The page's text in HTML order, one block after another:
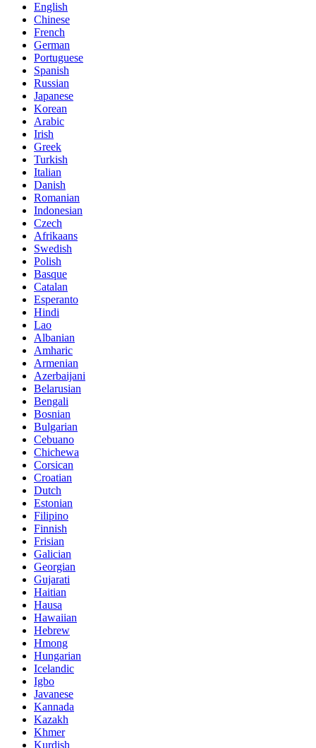
English
Chinese
French
German
Portuguese
Spanish
Russian
Japanese
Korean
Arabic
Irish
Greek
Turkish
Italian
Danish
Romanian
Indonesian
Czech
Afrikaans
Swedish
Polish
Basque
Catalan
Esperanto
Hindi
Lao
Albanian
Amharic
Armenian
Azerbaijani
Belarusian
Bengali
Bosnian
Bulgarian
Cebuano
Chichewa
Corsican
Croatian
Dutch
Estonian
Filipino
Finnish
Frisian
Galician
Georgian
Gujarati
Haitian
Hausa
Hawaiian
Hebrew
Hmong
Hungarian
Icelandic
Igbo
Javanese
Kannada
Kazakh
Khmer
Kurdish